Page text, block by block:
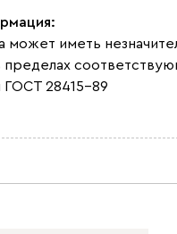
может иметь
пределах
ГОСТ 28415-89